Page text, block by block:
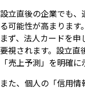
設立直後の企業でも
る可能性が高まります。
まず、法人カードを
要視されます。設立直
「売上予測」を明確
また、個人の「信用